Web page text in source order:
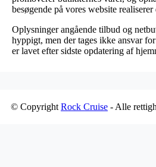
besøgende på vores website
Oplysninger angående tilbud og
hyppigt, men der tages ikke ansvar
er lavet efter sidste opdatering af
© Copyright Rock Cruise - Alle